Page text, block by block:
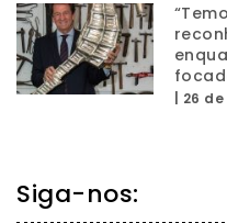
26
Siga-nos: